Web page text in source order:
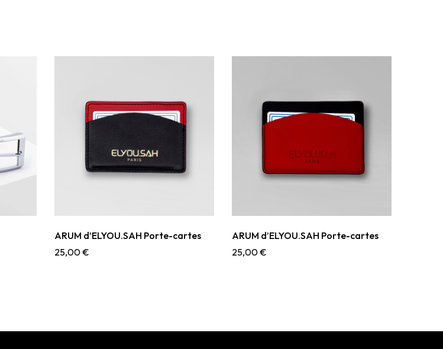
ARUM d’ELYOU.SAH Porte-cartes
25,00€
ARUM d’ELYOU.SAH Porte-cartes
25,00€